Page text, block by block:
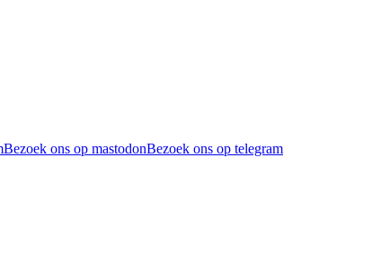
Bezoek ons op mastodonBezoek ons op telegram